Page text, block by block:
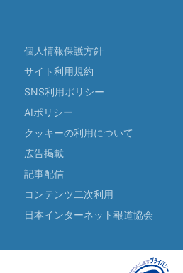
個人情報保護方針
サイト利用規約
SNS利用ポリシー
AIポリシー
クッキーの利用について
広告掲載
記事配信
コンテンツ二次利用
日本インターネット報道協会